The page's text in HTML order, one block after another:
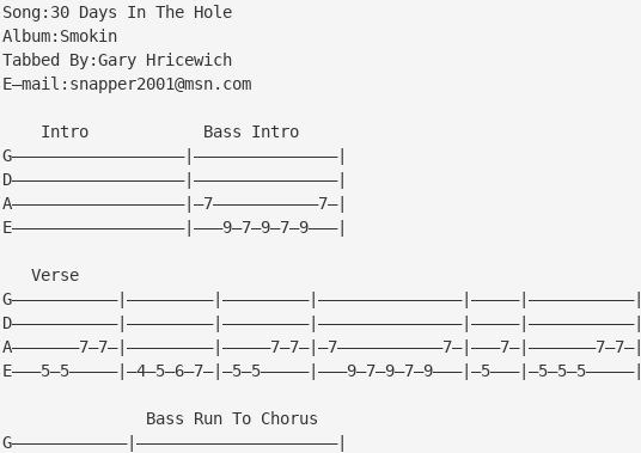
Song:30 Days In The Hole
Album:Smokin
Tabbed By:Gary Hricewich
E—mail: snapper2001@msn.com
    Intro            Bass Intro
G——————————————————|———————————————|
D——————————————————|———————————————|
A——————————————————|—7———————————7—|
E——————————————————|———9—7—9—7—9———|
   Verse
G———————————|—————————|—————————|———————————————|—————|———————————|
D———————————|—————————|—————————|———————————————|—————|———————————|
A———————7—7—|—————————|—————7—7—|—7———————————7—|———7—|———————7—7—|
E———5—5—————|—4—5—6—7—|—5—5—————|———9—7—9—7—9———|—5———|—5—5—5—————|
               Bass Run To Chorus
G————————————|—————————————————————|